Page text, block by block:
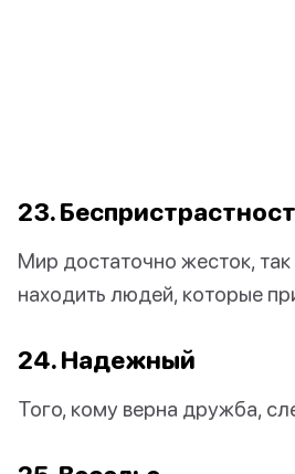
23.
Мир достаточно жесток, так
находить людей, которые
24. Надежный
Того, кому верна дружба,